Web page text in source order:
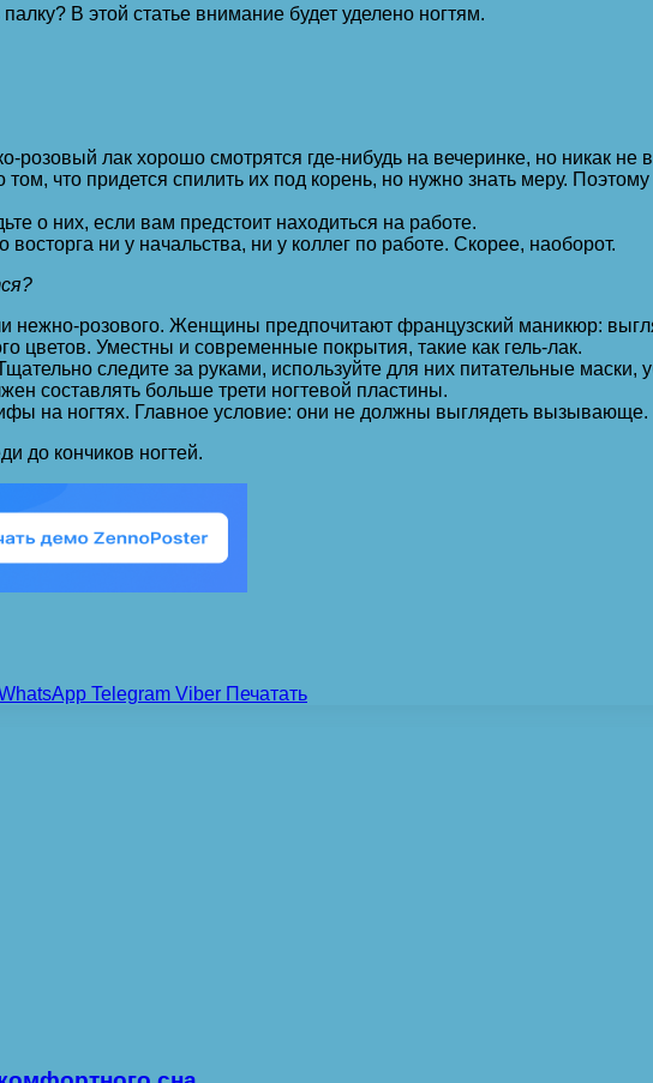
В этой статье внимание будет уделено ногтям.
розовый лак хорошо смотрятся где-нибудь на вечеринке, но никак не
что придется спилить их под корень, но нужно знать меру.
о них, если вам предстоит находиться на работе.
ни у начальства, ни у коллег по работе. Скорее, наоборот.
розового. Женщины предпочитают французский маникюр:
цветов. Уместны и современные покрытия, такие как гель-лак.
следите за руками, используйте для них питательные маски,
составлять больше трети ногтевой пластины.
на ногтях. Главное условие: они не должны выглядеть вызывающе.
до кончиков ногтей.
Telegram Viber Печатать